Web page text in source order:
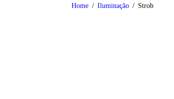
Home Iluminação Strob